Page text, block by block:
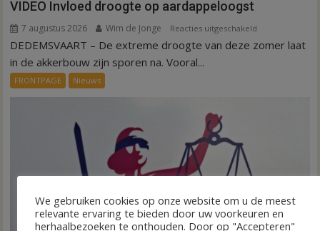
VIDEO Invloed droogte op aardappeloogst
7 augustus 2026 Wim de Jonge Reacties uitgeschakeld
VIDEO
DEDEMSVAART – De extreme droogte van deze zomer laat
in de akkerbouw zijn sporen na. Vooral...
FRONTPAGE Nieuws
We gebruiken cookies op onze website om u de meest
relevante ervaring te bieden door uw voorkeuren en
herhaalbezoeken te onthouden. Door op "Accepteren"